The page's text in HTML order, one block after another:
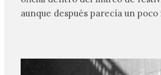
aunque después parecía un